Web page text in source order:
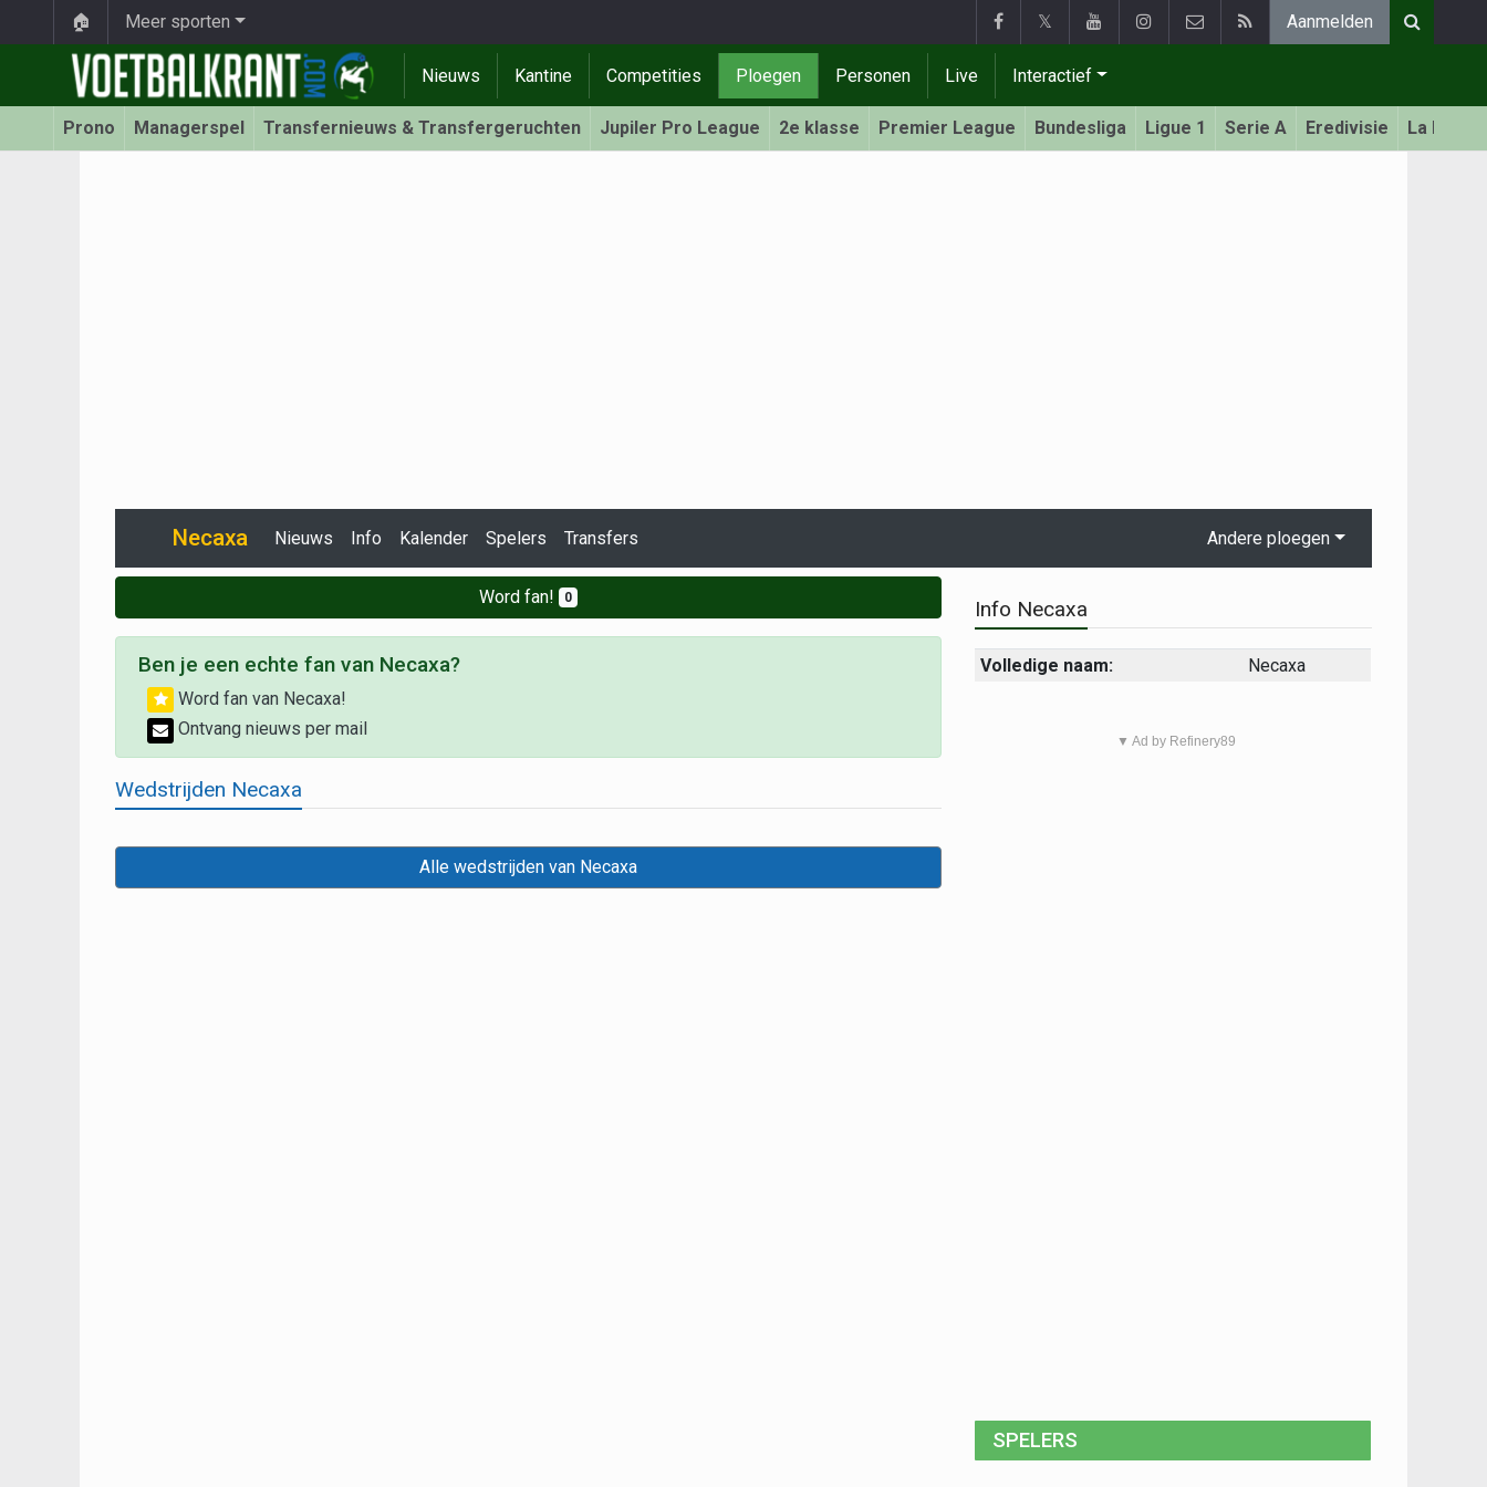
🏠 Meer sporten 𝕏 Aanmelden
Nieuws Kantine Competities Ploegen Personen Live Interactief
Prono Managerspel Transfernieuws & Transfergeruchten Jupiler Pro League 2e klasse Premier League Bundesliga Ligue 1 Serie A Eredivisie La Liga
Necaxa Nieuws Info Kalender Spelers Transfers Andere ploegen
Word fan! 0
Ben je een echte fan van Necaxa?
Word fan van Necaxa!
Ontvang nieuws per mail
Wedstrijden Necaxa
Alle wedstrijden van Necaxa
Info Necaxa
Volledige naam: Necaxa
▼ Ad by Refinery89
SPELERS